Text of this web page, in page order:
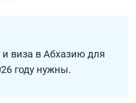
и виза в Абхазию для
году нужны.